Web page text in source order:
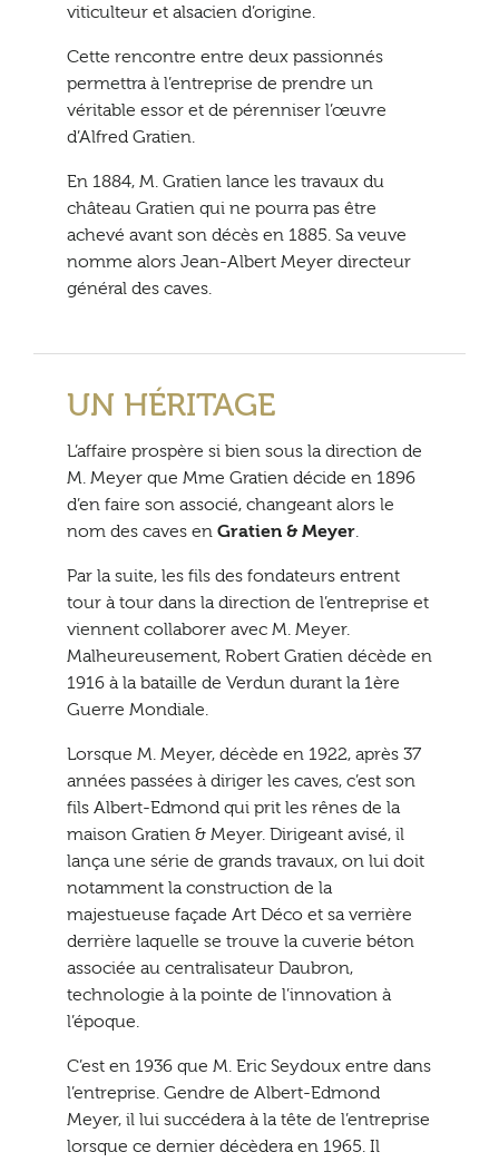
viticulteur et alsacien d’origine.
Cette rencontre entre deux passionnés
permettra à l’entreprise de prendre un
véritable essor et de pérenniser l’œuvre
d’Alfred Gratien.
En 1884, M. Gratien lance les travaux du
château Gratien qui ne pourra pas être
achevé avant son décès en 1885. Sa veuve
nomme alors Jean-Albert Meyer directeur
général des caves.
UN HÉRITAGE
L’affaire prospère si bien sous la direction de
M. Meyer que Mme Gratien décide en 1896
d’en faire son associé, changeant alors le
nom des caves en Gratien & Meyer.
Par la suite, les fils des fondateurs entrent
tour à tour dans la direction de l’entreprise et
viennent collaborer avec M. Meyer.
Malheureusement, Robert Gratien décède en
1916 à la bataille de Verdun durant la 1ère
Guerre Mondiale.
Lorsque M. Meyer, décède en 1922, après 37
années passées à diriger les caves, c’est son
fils Albert-Edmond qui prit les rênes de la
maison Gratien & Meyer. Dirigeant avisé, il
lança une série de grands travaux, on lui doit
notamment la construction de la
majestueuse façade Art Déco et sa verrière
derrière laquelle se trouve la cuverie béton
associée au centralisateur Daubron,
technologie à la pointe de l’innovation à
l’époque.
C’est en 1936 que M. Eric Seydoux entre dans
l’entreprise. Gendre de Albert-Edmond
Meyer, il lui succédera à la tête de l’entreprise
lorsque ce dernier décèdera en 1965. Il